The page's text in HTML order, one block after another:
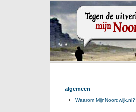
algemeen
Waarom MijnNoordwijk.nl?